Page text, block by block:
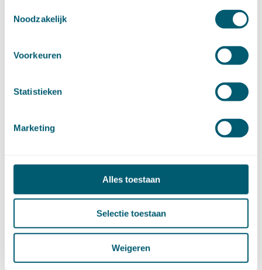
Noodzakelijk
Voorkeuren
Statistieken
Marketing
Alles toestaan
Selectie toestaan
Weigeren
mei (6)
april (11)
januari (15)
►
2020 (154)
oktober (14)
september (8)
juni (14)
mei (12)
februari (12)
december (8)
november (8)
oktober (13)
september (8)
augustus (10)